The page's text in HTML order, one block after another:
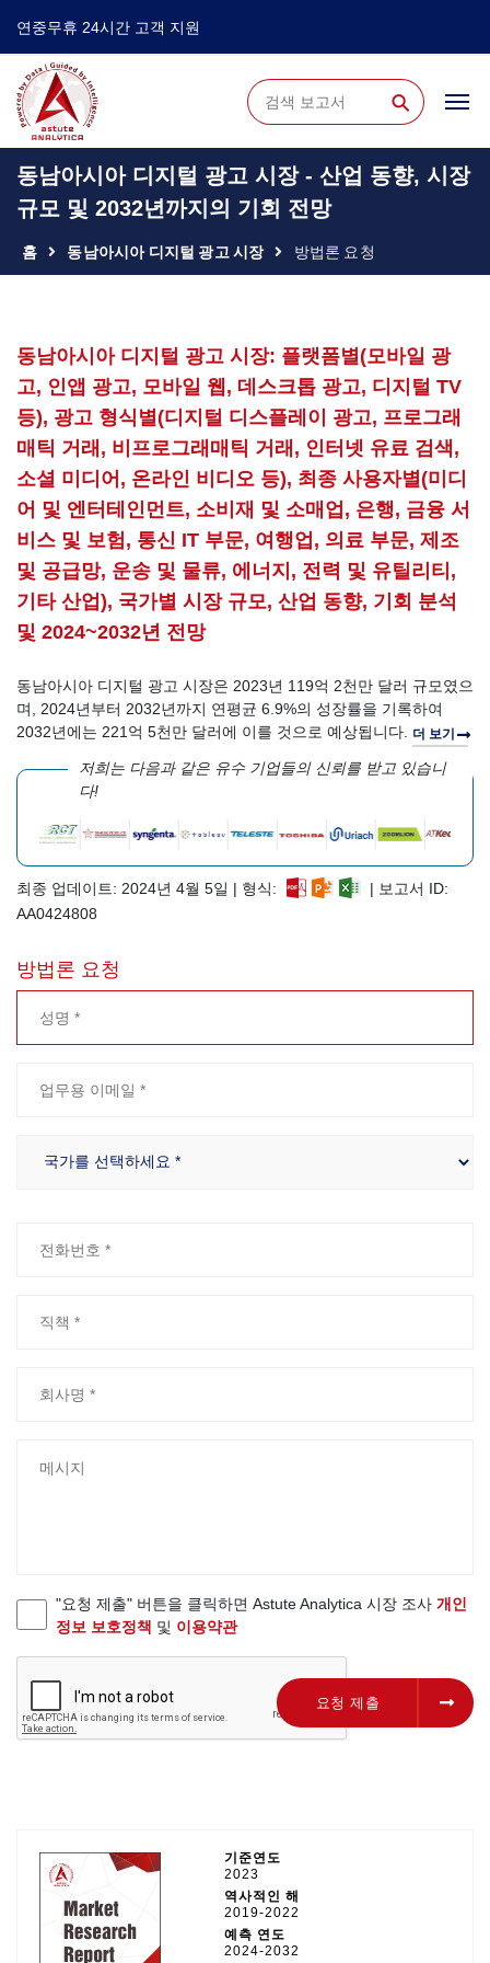
연중무휴 24시간 고객 지원
⚲
동남아시아 디지털 광고 시장 - 산업 동향, 시장
규모 및 2032년까지의 기회 전망
홈 동남아시아 디지털 광고 시장 방법론 요청
동남아시아 디지털 광고 시장: 플랫폼별(모바일 광
고, 인앱 광고, 모바일 웹, 데스크톱 광고, 디지털 TV
등), 광고 형식별(디지털 디스플레이 광고, 프로그래
매틱 거래, 비프로그래매틱 거래, 인터넷 유료 검색,
소셜 미디어, 온라인 비디오 등), 최종 사용자별(미디
어 및 엔터테인먼트, 소비재 및 소매업, 은행, 금융 서
비스 및 보험, 통신 IT 부문, 여행업, 의료 부문, 제조
및 공급망, 운송 및 물류, 에너지, 전력 및 유틸리티,
기타 산업), 국가별 시장 규모, 산업 동향, 기회 분석
및 2024~2032년 전망
동남아시아 디지털 광고 시장은 2023년 119억 2천만 달러 규모였으
며, 2024년부터 2032년까지 연평균 6.9%의 성장률을 기록하여
2032년에는 221억 5천만 달러에 이를 것으로 예상됩니다.
더 보기
저희는 다음과 같은 유수 기업들의 신뢰를 받고 있습니
다!
최종 업데이트: 2024년 4월 5일 | 형식:
| 보고서 ID:
AA0424808
방법론 요청
"요청 제출" 버튼을 클릭하면 Astute Analytica 시장 조사개인
정보 보호정책 및 이용약관
요청 제출 요청 제출
기준연도
2023
역사적인 해
2019-2022
예측 연도
2024-2032